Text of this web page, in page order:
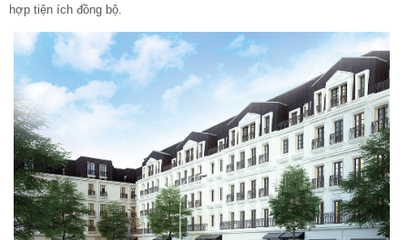
hợp tiện ích đồng bộ.